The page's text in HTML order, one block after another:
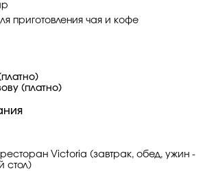
приготовления чая и кофе
(платно)
ресторан Victoria (завтрак, обед, ужин -
стол)